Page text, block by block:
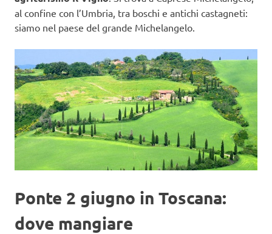
al confine con l’Umbria, tra boschi e antichi castagneti:
siamo nel paese del grande Michelangelo.
Ponte 2 giugno in Toscana:
dove mangiare